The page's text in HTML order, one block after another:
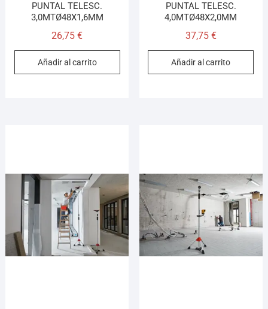
PUNTAL TELESC.
3,0MTØ48X1,6MM
26,75€
Añadir al carrito
PUNTAL TELESC.
4,0MTØ48X2,0MM
37,75 €
Añadir al carrito